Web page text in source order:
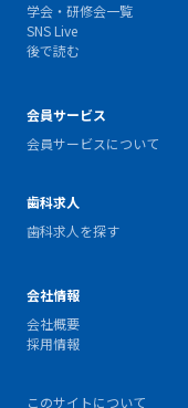
学会・研修会一覧
SNS Live
後で読む
会員サービス
会員サービスについて
歯科求人
歯科求人を探す
会社情報
会社概要
採用情報
このサイトについて